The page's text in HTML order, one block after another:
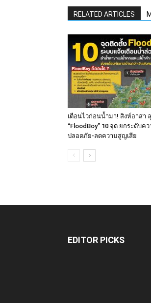
RELATED ARTICLES
เตือนไวก่อนน้ำมา! สิงห์อาสา
“FloodBoy” 10 จุด ยกระดับคว
ปลอดภัย-ลดความสูญเสีย
EDITOR PICKS